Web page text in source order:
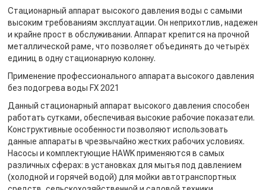
Стационарный аппарат высокого давления воды с самыми
высоким требованиям эксплуатации. Он неприхотлив, надежен
и крайне прост в обслуживании. Аппарат крепится на прочной
металлической раме, что позволяет объединять до четырёх
единиц в одну стационарную колонну.
Применение профессионального аппарата высокого давления
без подогрева воды FX 2021
Данный стационарный аппарат высокого давления способен
работать сутками, обеспечивая высокие рабочие показатели.
Конструктивные особенности позволяют использовать
данные аппараты в чрезвычайно жестких рабочих условиях.
Насосы и комплектующие HAWK применяются в самых
различных сферах: в установках для мытья под давлением
(холодной и горячей водой) для мойки автотранспортных